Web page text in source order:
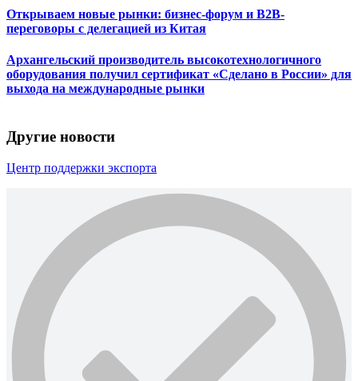
Открываем новые рынки: бизнес-форум и B2B-
переговоры с делегацией из Китая
Архангельский производитель высокотехнологичного
оборудования получил сертификат «Сделано в России» для
выхода на международные рынки
Другие новости
Центр поддержки экспорта